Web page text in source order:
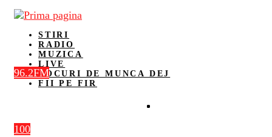
STIRI
RADIO
MUZICA
LIVE
LOCURI DE MUNCA DEJ
FII PE FIR
100
96.2FM